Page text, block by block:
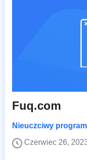
Fuq.com
Nieuczciwy
Czerwiec 26,